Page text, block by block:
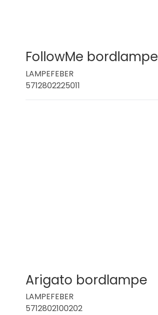
FollowMe bordlampe
LAMPEFEBER
5712802225011
Arigato bordlampe
LAMPEFEBER
5712802100202